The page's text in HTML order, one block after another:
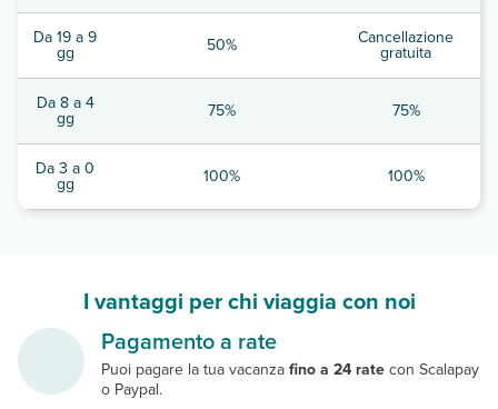
Da 19 a 9
gg 50% Cancellazione
gratuita
Da 8 a 4
gg 75% 75%
Da 3 a 0
gg 100% 100%
I vantaggi per chi viaggia con noi
Pagamento a rate
Puoi pagare la tua vacanzafino a 24 ratecon Scalapay
o Paypal.